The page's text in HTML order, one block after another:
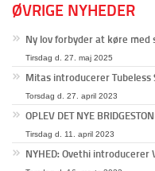
ØVRIGE NYHEDER
Ny lov forbyder at køre
Tirsdag d. 27. maj 2025
Mitas introducerer
Torsdag d. 27. april 2023
OPLEV DET NYE
Tirsdag d. 11. april 2023
NYHED: Ovethi